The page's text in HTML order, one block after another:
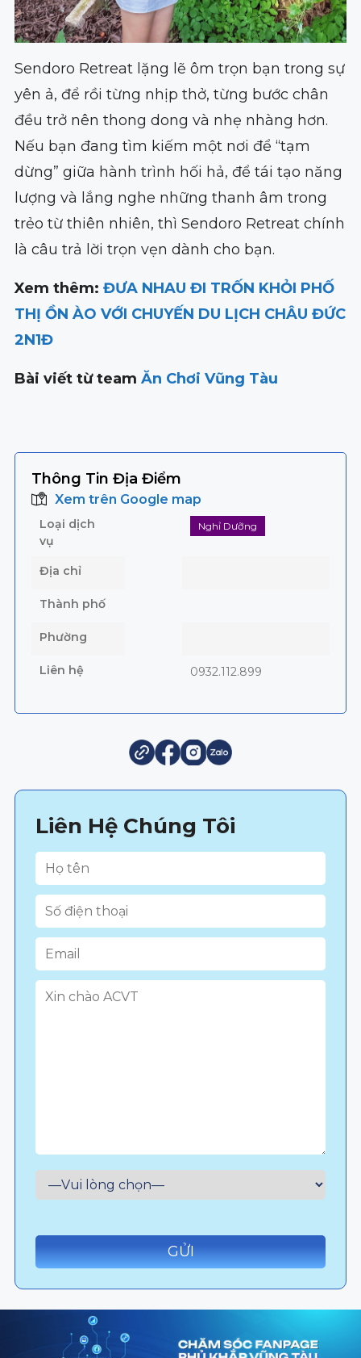
Sendoro Retreat lặng lẽ ôm trọn bạn trong sự
yên ả, để rồi từng nhịp thở, từng bước chân
đều trở nên thong dong và nhẹ nhàng hơn.
Nếu bạn đang tìm kiếm một nơi để “tạm
dừng” giữa hành trình hối hả, để tái tạo năng
lượng và lắng nghe những thanh âm trong
trẻo từ thiên nhiên, thì Sendoro Retreat chính
là câu trả lời trọn vẹn dành cho bạn.
Xem thêm: ĐƯA NHAU ĐI TRỐN KHỎI PHỐ
THỊ ỒN ÀO VỚI CHUYẾN DU LỊCH CHÂU ĐỨC
2N1Đ
Bài viết từ team Ăn Chơi Vũng Tàu
Thông Tin Địa Điểm
Xem trên Google map
Loại dịch
vụ
Nghỉ Dưỡng
Địa chỉ
Thành phố
Phường
Liên hệ 0932.112.899
Liên Hệ Chúng Tôi